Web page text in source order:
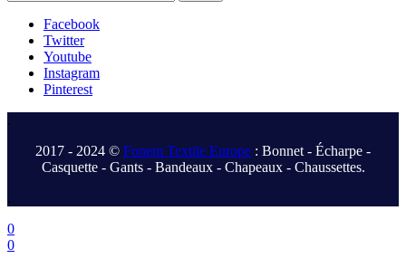
Facebook
Twitter
Youtube
Instagram
Pinterest
.
2017 - 2024 © Fonem Textile Europe : Bonnet - Écharpe -
Casquette - Gants - Bandeaux - Chapeaux - Chaussettes.
.
0
0